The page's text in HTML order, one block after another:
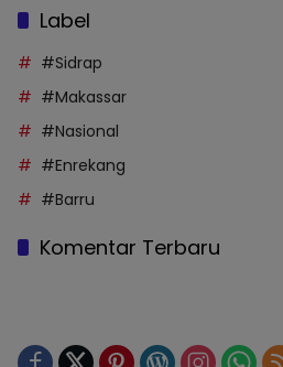
Label
#Sidrap
#Makassar
#Nasional
#Enrekang
#Barru
Komentar Terbaru